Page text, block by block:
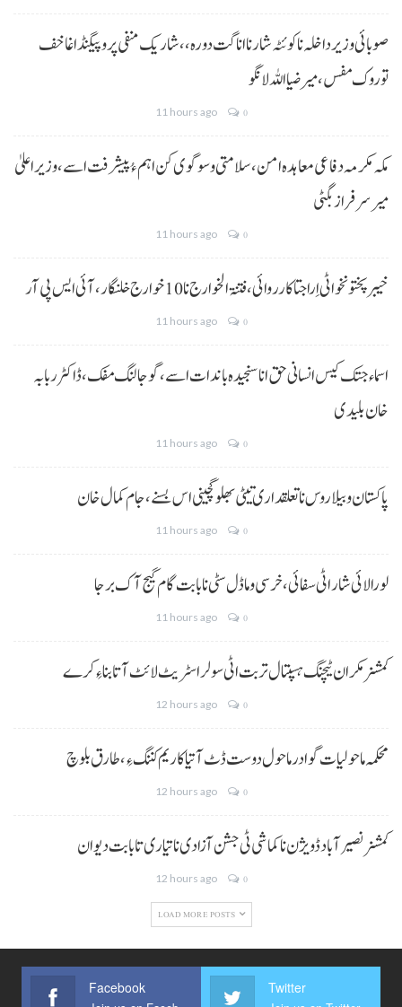
صوبائی وزیر داخلہ نا کوئٹہ شار نا اناگت دورہ،، شاریک منفی پروپیگنڈا غا خف
توروک مفس، میر ضیا اللہ لانگو
11 hours ago 0
مکہ مکرمہ دفاعی معاہدہ امن، سلامتی و سوگوی کن اہم ءُ پیشرفت اسے،وزیراعلیٰ
میر سرفراز بگٹی
11 hours ago 0
خیبر پختونخوا ٹی اِرا جتا کارروائی، فتنۃ الخوارج نا 10خوارج خلنگار،آئی ایس پی آر
11 hours ago 0
اسماء جتک کیس انسانی حق انا سنجیدہ باندات اسے، گوجالنگ مفک،ڈاکٹر ربابہ
خان بلیدی
11 hours ago 0
پاکستان و بیلاروس نا تعلقداری تیٹی بھلو گچینی اس بسنے، جام کمال خان
11 hours ago 0
لورالائی شار اٹی سفائی، خرسی و ماڈل سٹی نا بابت گام گیج آک برجا
11 hours ago 0
کمشنر مکران ٹیچنگ ہسپتال تربت اٹی سولر اسٹریٹ لائٹ آتا بناءِ کرے
12 hours ago 0
محکمہ ماحولیات گوادر ماحول دوست ڈٹ آتیا کاریم کننگ ءِ، طارق بلوچ
12 hours ago 0
کمشنر نصیر آباد ڈویژن نا کماشی ٹی جشن آزادی نا تیاری تا بابت دیوان
12 hours ago 0
LOAD MORE POSTS
Facebook Twitter